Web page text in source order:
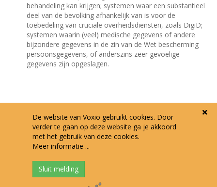
behandeling kan krijgen; systemen waar een substantieel
deel van de bevolking afhankelijk van is voor de
toebedeling van cruciale overheidsdiensten, zoals DigiD;
systemen waarin (veel) medische gegevens of andere
bijzondere gegevens in de zin van de Wet bescherming
persoonsgegevens, of anderszins zeer gevoelige
gegevens zijn opgeslagen.
Wilt u advies of een maatwerkoplossing?
Neem contact met ons op
De website van Voxio gebruikt cookies. Door
verder te gaan op deze website ga je akkoord
met het gebruik van deze cookies.
Meer informatie ...